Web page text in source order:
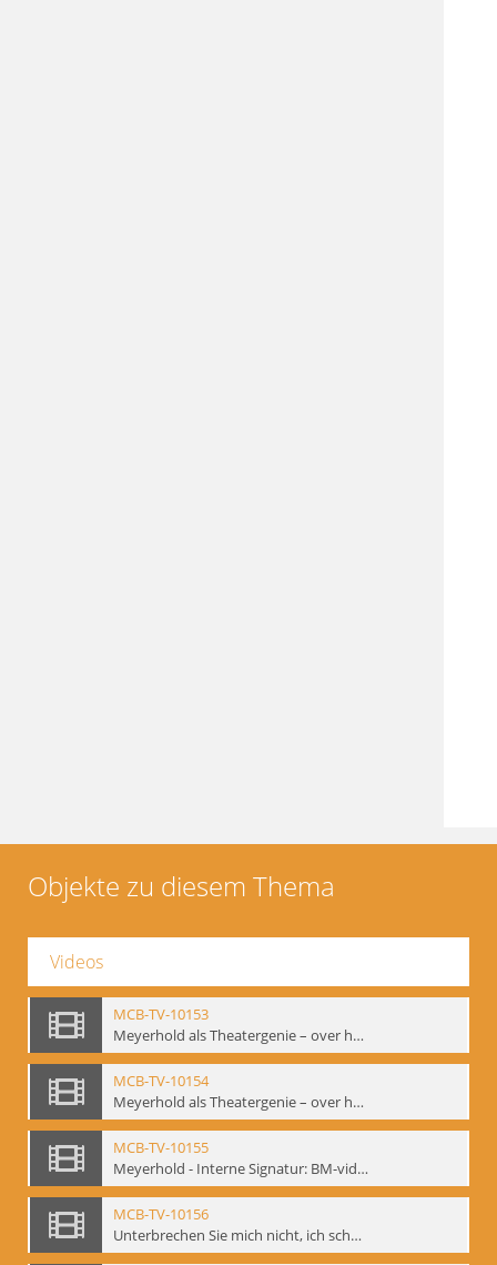
Objekte zu diesem Thema
Videos
MCB-TV-10153
Meyerhold als Theatergenie – over het mechanik van de acteursexpressie, Ausschnitt 4 - Interne Signatur: BM-vid-108_A4
MCB-TV-10154
Meyerhold als Theatergenie – over het mechanik van de acteursexpressie, Ausschnitt 5 - Interne Signatur: BM-vid-108_A5
MCB-TV-10155
Meyerhold - Interne Signatur: BM-vid-116
MCB-TV-10156
Unterbrechen Sie mich nicht, ich schweige!, Berlin 2006 - Interne Signatur: BM-vid-126